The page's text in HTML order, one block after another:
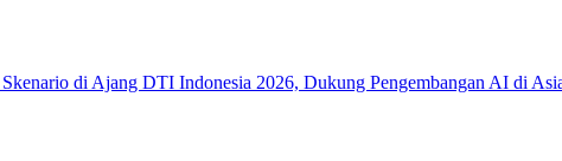
di Ajang DTI Indonesia 2026, Dukung Pengembangan AI di